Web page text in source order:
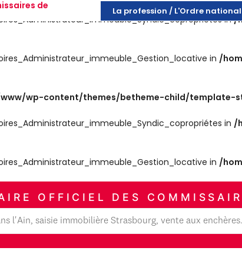
de
La profession / L'Ordre national
in/
in /
wp-content/themes/betheme-child/template-
in /
in /
OFFICIEL DES